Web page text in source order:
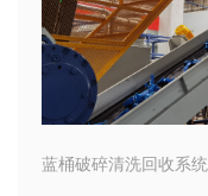
蓝桶破碎清洗回收系统